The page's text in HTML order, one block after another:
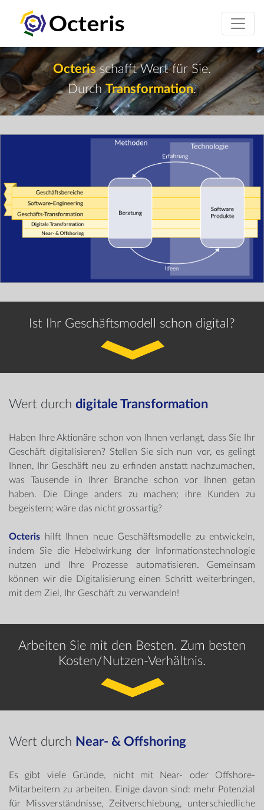
Octerisschafft Wert für Sie.
DurchTransformation.
Ist Ihr Geschäftsmodell schon digital?
Wert durch digitale Transformation
Haben Ihre Aktionäre schon von Ihnen verlangt, dass Sie Ihr
Geschäft digitalisieren? Stellen Sie sich nun vor, es gelingt
Ihnen, Ihr Geschäft neu zu erfinden anstatt nachzumachen,
was Tausende in Ihrer Branche schon vor Ihnen getan
haben. Die Dinge anders zu machen; ihre Kunden zu
begeistern; wäre das nicht grossartig?
Octeris hilft Ihnen neue Geschäftsmodelle zu entwickeln,
indem Sie die Hebelwirkung der Informationstechnologie
nutzen und Ihre Prozesse automatisieren. Gemeinsam
können wir die Digitalisierung einen Schritt weiterbringen,
mit dem Ziel, Ihr Geschäft zu verwandeln!
Arbeiten Sie mit den Besten. Zum besten
Kosten/Nutzen-Verhältnis.
Wert durch Near- & Offshoring
Es gibt viele Gründe, nicht mit Near- oder Offshore-
Mitarbeitern zu arbeiten. Einige davon sind: mehr Potenzial
für Missverständnisse, Zeitverschiebung, unterschiedliche